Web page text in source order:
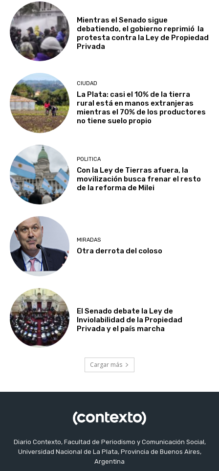
Mientras el Senado sigue
debatiendo, el gobierno reprimió la
protesta contra la Ley de Propiedad
Privada
CIUDAD
La Plata: casi el 10% de la tierra
rural está en manos extranjeras
mientras el 70% de los productores
no tiene suelo propio
POLITICA
Con la Ley de Tierras afuera, la
movilización busca frenar el resto
de la reforma de Milei
MIRADAS
Otra derrota del coloso
El Senado debate la Ley de
Inviolabilidad de la Propiedad
Privada y el país marcha
Cargar más
Diario Contexto, Facultad de Periodismo y Comunicación Social,
Universidad Nacional de La Plata, Provincia de Buenos Aires,
Argentina